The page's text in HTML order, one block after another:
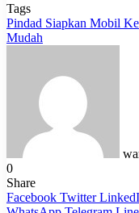
Tags
Pindad Siapkan Mobil
Mudah
0
Share
Facebook Twitter